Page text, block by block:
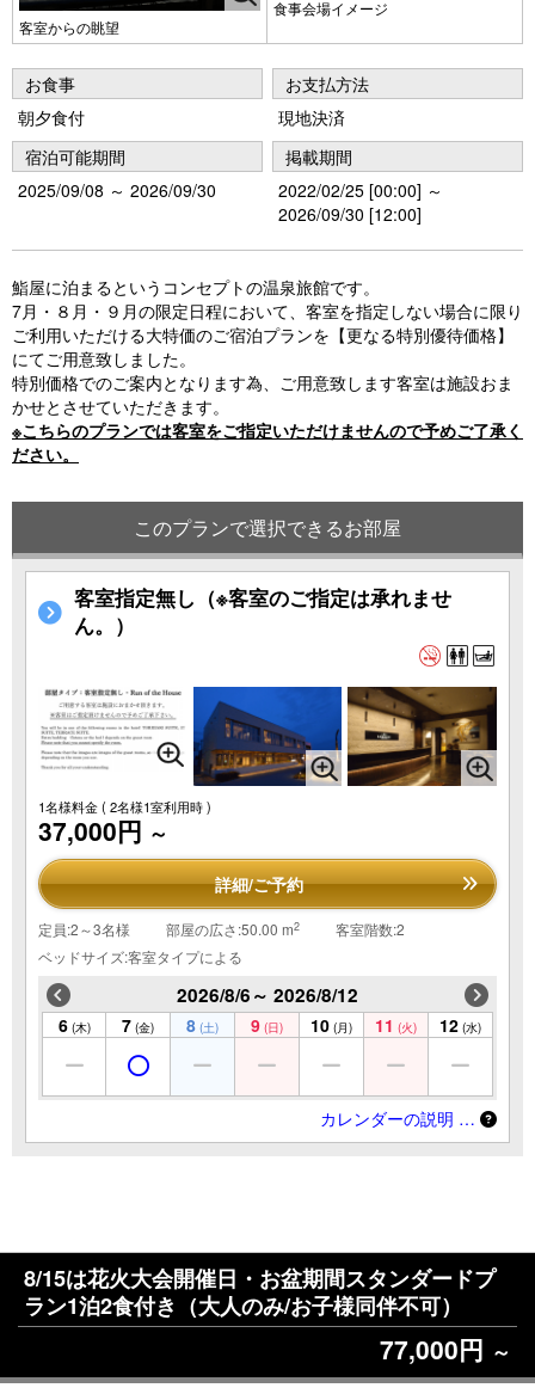
客室からの眺望
食事会場イメージ
お食事
朝夕食付
お支払方法
現地決済
宿泊可能期間
2025/09/08 ～ 2026/09/30
掲載期間
2022/02/25 [00:00] ～
2026/09/30 [12:00]
鮨屋に泊まるというコンセプトの温泉旅館です。
7月・８月・９月の限定日程において、客室を指定しない場合に限り
ご利用いただける大特価のご宿泊プランを【更なる特別優待価格】
にてご用意致しました。
特別価格でのご案内となります為、ご用意致します客室は施設おま
かせとさせていただきます。
※こちらのプランでは客室をご指定いただけませんので予めご了承く
ださい。
このプランで選択できるお部屋
客室指定無し（※客室のご指定は承れませ
ん。）
1名様料金( 2名様1室利用時 )
37,000円 ～
詳細/ご予約
定員:2～3名様 部屋の広さ:50.00 m2
客室階数:2
ベッドサイズ:客室タイプによる
2026/8/6～ 2026/8/12
6 (木) 7 (金) 8 (土) 9 (日) 10 (月) 11 (火) 12 (水)
カレンダーの説明 …
8/15は花火大会開催日・お盆期間スタンダードプ
ラン1泊2食付き（大人のみ/お子様同伴不可）
77,000円 ～